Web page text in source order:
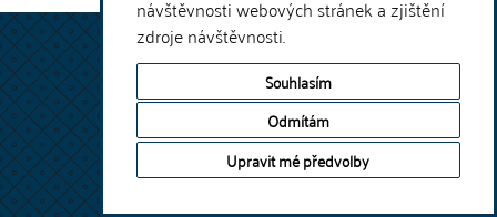
návštěvnosti webových stránek a zjištění
zdroje návštěvnosti.
Souhlasím
Odmítám
Upravit mé předvolby